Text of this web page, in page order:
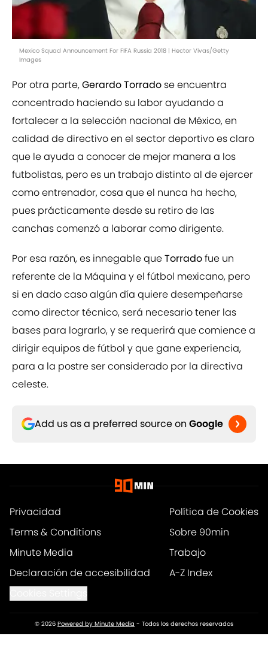
Mexico Squad Announcement For FIFA Russia 2018 | Hector Vivas/Getty
Images
Por otra parte,Gerardo Torrado se encuentra
concentrado haciendo su labor ayudando a
fortalecer a la selección nacional de México, en
calidad de directivo en el sector deportivo es claro
que le ayuda a conocer de mejor manera a los
futbolistas, pero es un trabajo distinto al de ejercer
como entrenador, cosa que el nunca ha hecho,
pues prácticamente desde su retiro de las
canchas comenzó a laborar como dirigente.
Por esa razón, es innegable queTorradofue un
referente de la Máquina y el fútbol mexicano, pero
si en dado caso algún día quiere desempeñarse
como director técnico, será necesario tener las
bases para lograrlo, y se requerirá que comience a
dirigir equipos de fútbol y que gane experiencia,
para a la postre ser considerado por la directiva
celeste.
Add us as a preferred source on Google
Privacidad
Política de Cookies
Terms & Conditions
Sobre 90min
Minute Media
Trabajo
Declaración de accesibilidad
A-Z Index
© 2026 Powered by Minute Media - Todos los derechos reservados